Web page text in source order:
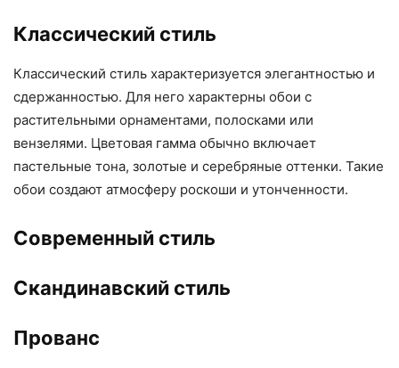
Классический стиль
Классический стиль характеризуется элегантностью и
сдержанностью. Для него характерны обои с
растительными орнаментами, полосками или
вензелями. Цветовая гамма обычно включает
пастельные тона, золотые и серебряные оттенки. Такие
обои создают атмосферу роскоши и утонченности.
Современный стиль
Скандинавский стиль
Прованс